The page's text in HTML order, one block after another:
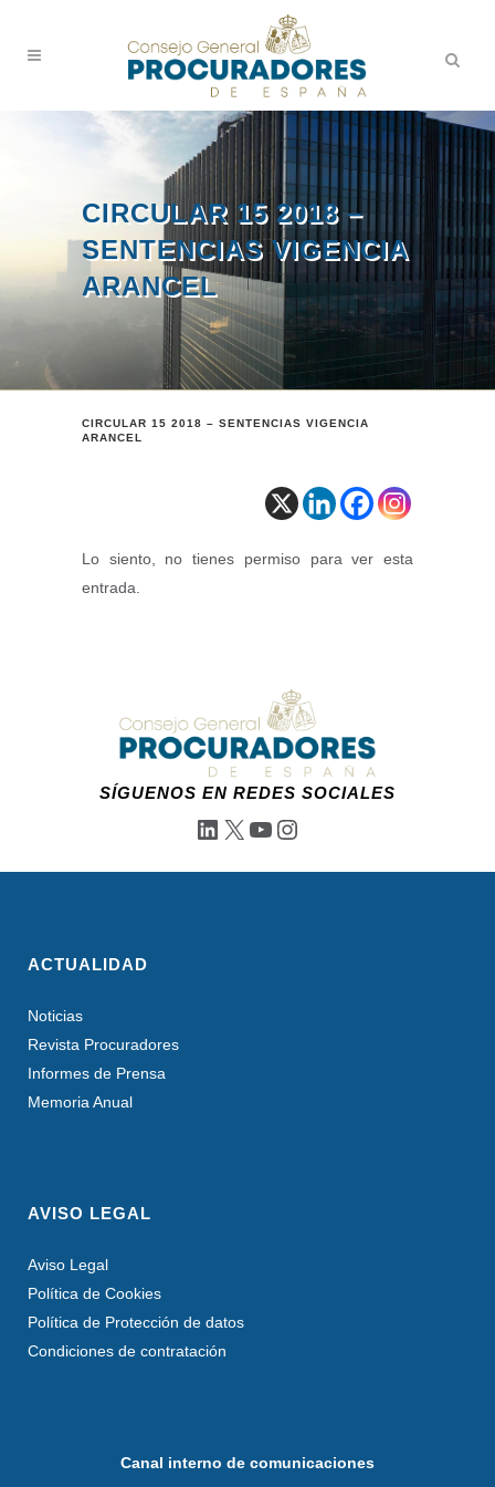
CIRCULAR 15 2018 –
SENTENCIAS VIGENCIA
ARANCEL
CIRCULAR 15 2018 – SENTENCIAS VIGENCIA
ARANCEL
Lo siento, no tienes permiso para ver esta
entrada.
SÍGUENOS EN REDES SOCIALES
LinkedIn
X YouTube
Instagram
ACTUALIDAD
Noticias
Revista Procuradores
Informes de Prensa
Memoria Anual
AVISO LEGAL
Aviso Legal
Política de Cookies
Política de Protección de datos
Condiciones de contratación
Canal interno de comunicaciones